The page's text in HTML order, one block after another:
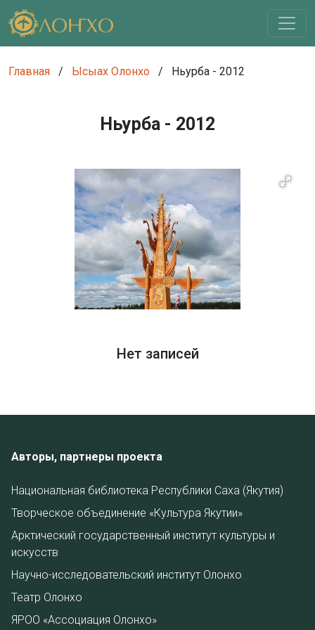
Главная / Ысыах Олонхо / Ньурба - 2012
Ньурба - 2012
Нет записей
Авторы, партнеры проекта
Национальная библиотека Республики Саха (Якутия)
Творческое объединение «Культура Якутии»
Арктический государственный институт культуры и
искусств
Научно-исследовательский институт Олонхо
Театр Олонхо
ЯРОО «Ассоциация Олонхо»